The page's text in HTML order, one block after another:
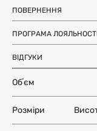
Обʼєм
Розміри
Україні)
Самовивіз з магазинів
Міжнародна доставка
Global
Доставка день в день
умови наявності на
ПОВЕРНЕННЯ
Ми залишили
почувались
повернути або
отримання
ПРОГРАМА
Отримуйте
використовуйте їх
на сайті, щоб
ВІДГУКИ